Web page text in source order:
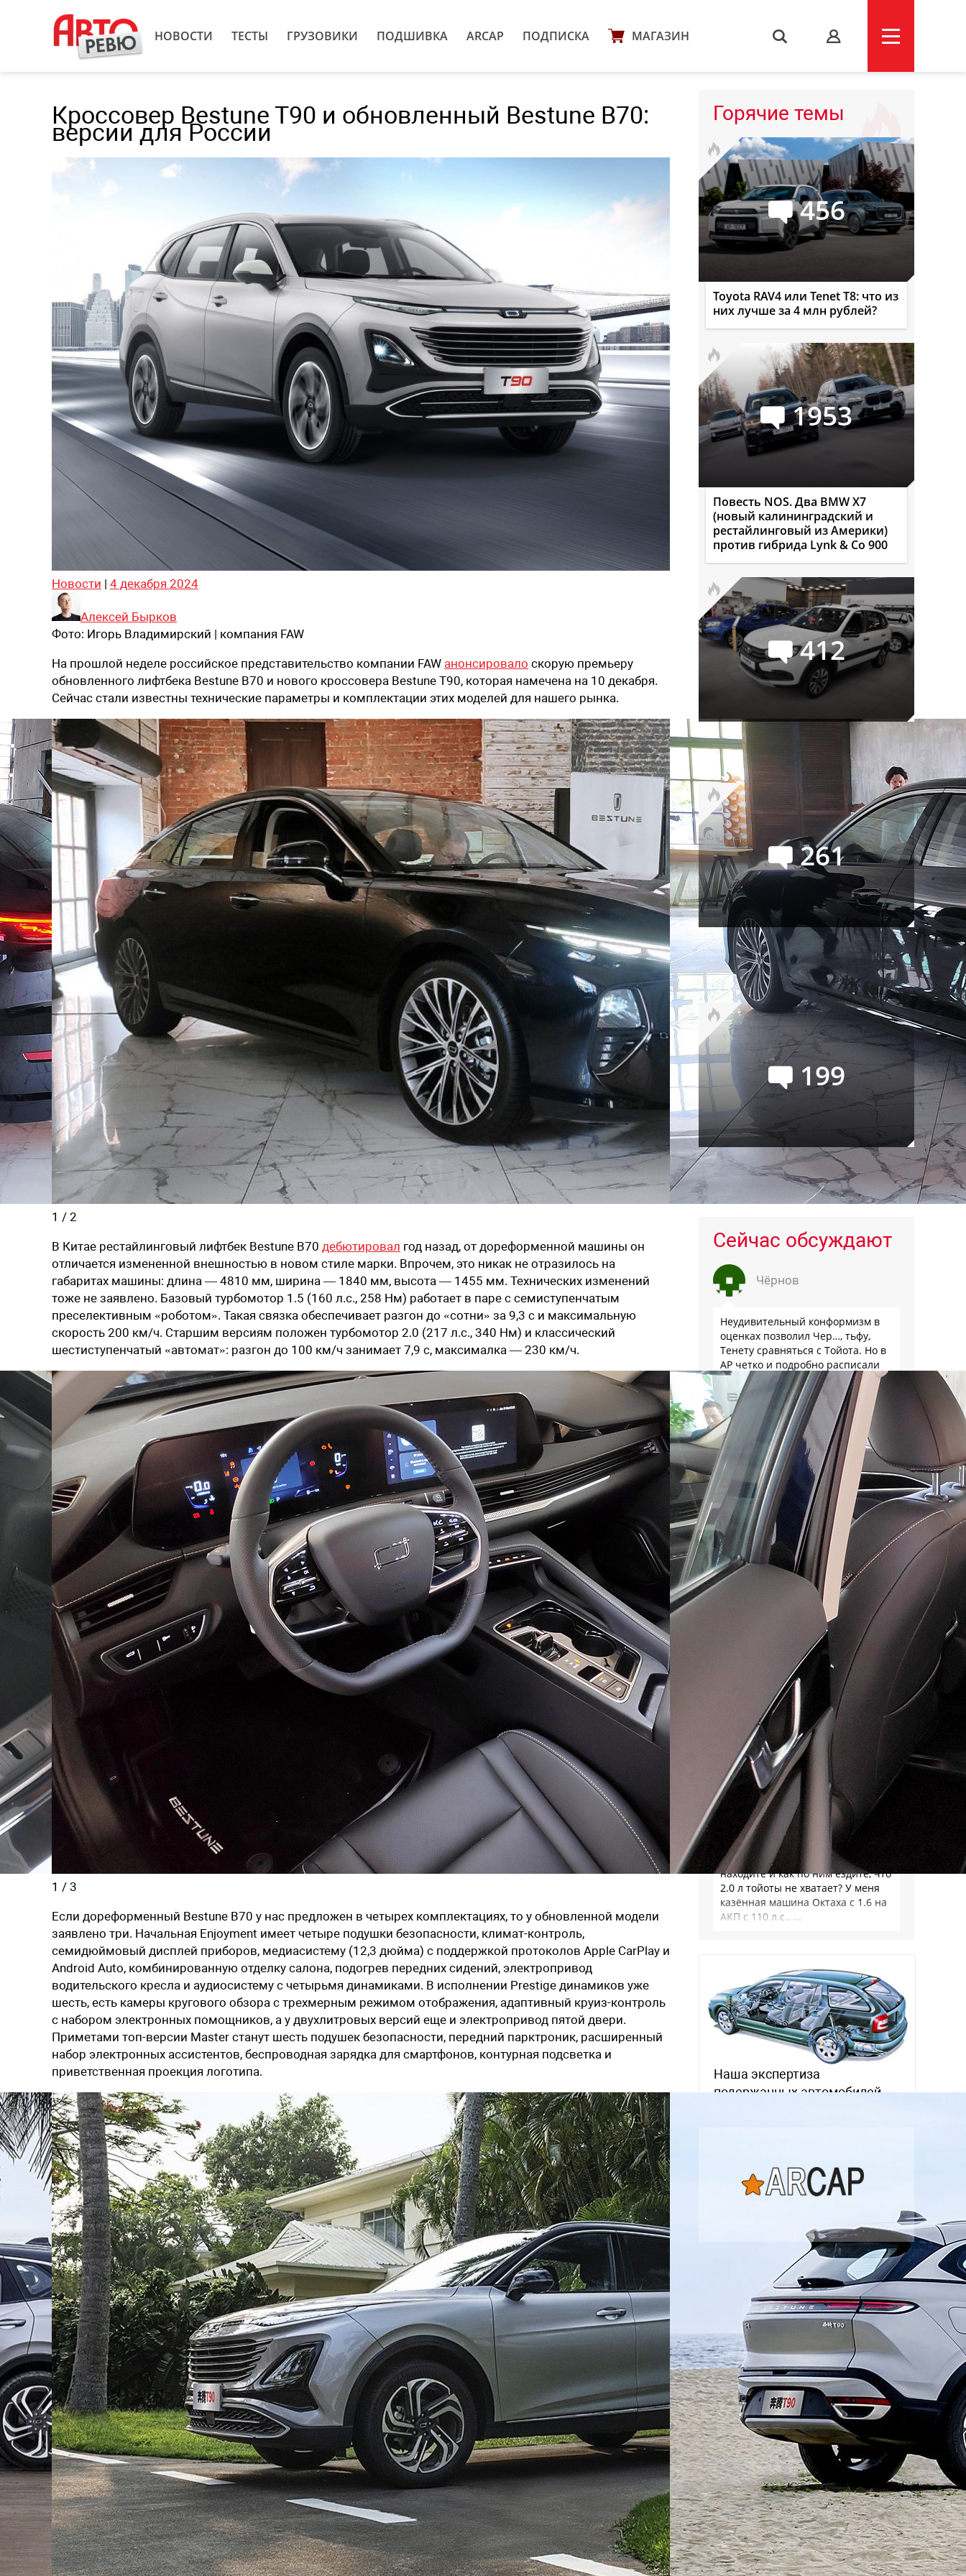
НОВОСТИ ТЕСТЫ ГРУЗОВИКИ ПОДШИВКА ARCAP ПОДПИСКА МАГАЗИН s
Кроссовер Bestune T90 и обновленный Bestune B70:
версии для России
Новости | 4 декабря 2024
Алексей Бырков
Фото: Игорь Владимирский | компания FAW
На прошлой неделе российское представительство компании FAW анонсировало скорую премьеру
обновленного лифтбека Bestune B70 и нового кроссовера Bestune T90, которая намечена на 10 декабря.
Сейчас стали известны технические параметры и комплектации этих моделей для нашего рынка.
1 / 2
В Китае рестайлинговый лифтбек Bestune B70 дебютировал год назад, от дореформенной машины он
отличается измененной внешностью в новом стиле марки. Впрочем, это никак не отразилось на
габаритах машины: длина — 4810 мм, ширина — 1840 мм, высота — 1455 мм. Технических изменений
тоже не заявлено. Базовый турбомотор 1.5 (160 л.с., 258 Нм) работает в паре с семиступенчатым
преселективным «роботом». Такая связка обеспечивает разгон до «сотни» за 9,3 с и максимальную
скорость 200 км/ч. Старшим версиям положен турбомотор 2.0 (217 л.с., 340 Нм) и классический
шестиступенчатый «автомат»: разгон до 100 км/ч занимает 7,9 с, максималка — 230 км/ч.
1 / 3
Если дореформенный Bestune B70 у нас предложен в четырех комплектациях, то у обновленной модели
заявлено три. Начальная Enjoyment имеет четыре подушки безопасности, климат-контроль,
семидюймовый дисплей приборов, медиасистему (12,3 дюйма) с поддержкой протоколов Apple CarPlay и
Android Auto, комбинированную отделку салона, подогрев передних сидений, электропривод
водительского кресла и аудиосистему с четырьмя динамиками. В исполнении Prestige динамиков уже
шесть, есть камеры кругового обзора с трехмерным режимом отображения, адаптивный круиз-контроль
с набором электронных помощников, а у двухлитровых версий еще и электропривод пятой двери.
Приметами топ-версии Master станут шесть подушек безопасности, передний парктроник, расширенный
набор электронных ассистентов, беспроводная зарядка для смартфонов, контурная подсветка и
приветственная проекция логотипа.
Горячие темы
456
Toyota RAV4 или Tenet T8: что из
них лучше за 4 млн рублей?
1953
Повесть NOS. Два BMW X7
(новый калининградский и
рестайлинговый из Америки)
против гибрида Lynk & Co 900
412
Российский авторынок в июле:
лучший месяц текущего года
261
Семейство УАЗ СГР
официально переименовано в
Буханку
199
Audi Q9: самый большой и
роскошный кроссовер марки
Сейчас обсуждают
Чёрнов
Неудивительный конформизм в
оценках позволил Чер…, тьфу,
Тенету сравняться с Тойота. Но в
АР четко и подробно расписали
по каким параметрам китайский
RAV4 превосходит подлинного
китайца: лучше и комфортнее
подвеска едет ровно и приятно …
Леопольд
Уже выучил как писать
правильно клона Чери?
незакостинелый ты не наш
Тимур
Ожидаемо. По крайней мере, я в
голосовании ровно такого
расклада и ожидал: как массовый
мировой продукт, RAV4 по сумме
потребительских качеств
окажется на высоте - и
комфортнее, и продуманнее (если
такое слово …
Alexey_S
Плюсуй 925т и получишь
реальные цены. В каком месте он
их скинул?
Николай
Да где ж вы такие трассы
находите и как по ним ездите, что
2.0 л тойоты не хватает? У меня
казённая машина Октаха с 1.6 на
АКП с 110 л.с.. …
Наша экспертиза
подержанных автомобилей
Рассылка
Лучшие материалы Авторевю — в
вашем почтовом ящике
Предоставляя e-mail, вы подтверждаете
свое согласие с условиямиполитики
конфиденциальности